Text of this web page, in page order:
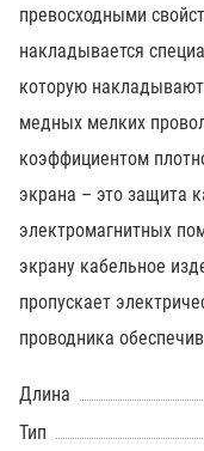
превосходными
накладывается
которую
медных мелких
коэффициентом
экрана – это защита
электромагнитных
экрану кабельное
пропускает
проводника
Длина
Тип